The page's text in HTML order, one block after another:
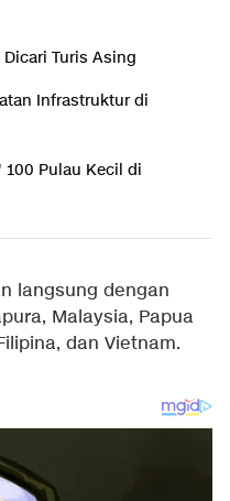
Turis Asing
Infrastruktur di
Pulau Kecil di
langsung dengan
Malaysia, Papua
dan Vietnam.